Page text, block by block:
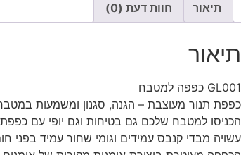
תיאור חוות דעת (0)
תיאור
GL001 כפפה למטבח
כפפת תנור מעוצבת – הגנה, סגנון ומשמעות
הכניסו למטבח שלכם גם בטיחות וגם יופי עם כפפת
עשויה מבדי קנבס עמידים וגומי שחור עמיד בפני